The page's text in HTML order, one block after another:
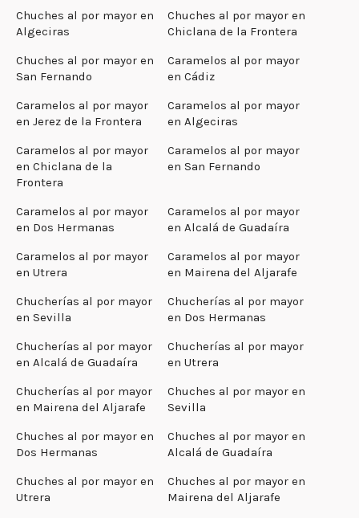
Chuches al por mayor en
Algeciras
Chuches al por mayor en
Chiclana de la Frontera
Chuches al por mayor en
San Fernando
Caramelos al por mayor
en Cádiz
Caramelos al por mayor
en Jerez de la Frontera
Caramelos al por mayor
en Algeciras
Caramelos al por mayor
en Chiclana de la
Frontera
Caramelos al por mayor
en San Fernando
Caramelos al por mayor
en Dos Hermanas
Caramelos al por mayor
en Alcalá de Guadaíra
Caramelos al por mayor
en Utrera
Caramelos al por mayor
en Mairena del Aljarafe
Chucherías al por mayor
en Sevilla
Chucherías al por mayor
en Dos Hermanas
Chucherías al por mayor
en Alcalá de Guadaíra
Chucherías al por mayor
en Utrera
Chucherías al por mayor
en Mairena del Aljarafe
Chuches al por mayor en
Sevilla
Chuches al por mayor en
Dos Hermanas
Chuches al por mayor en
Alcalá de Guadaíra
Chuches al por mayor en
Utrera
Chuches al por mayor en
Mairena del Aljarafe